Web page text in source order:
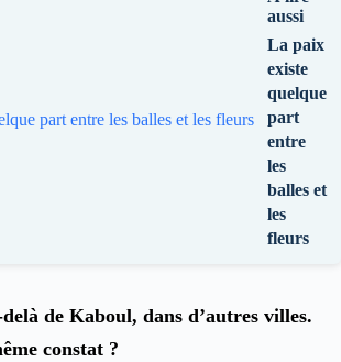
aussi
La paix
existe
quelque
part
entre
les
balles et
les
fleurs
delà de Kaboul, dans d’autres villes.
constat ?